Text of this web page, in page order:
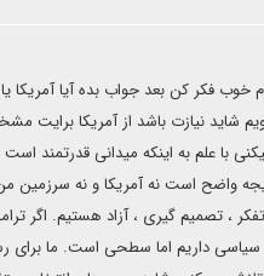
خوب فکر کن بعد جواب بده آیا آمریکا
شاید نیازت باشد از آمریکا برایت
علم به اینکه میدانی قدرتمند
واضح است نه آمریکا و نه سرزمین
تفکر ، تصمیم گیری ، آزاد هستیم.
داریم اما سطحی است. ما برای